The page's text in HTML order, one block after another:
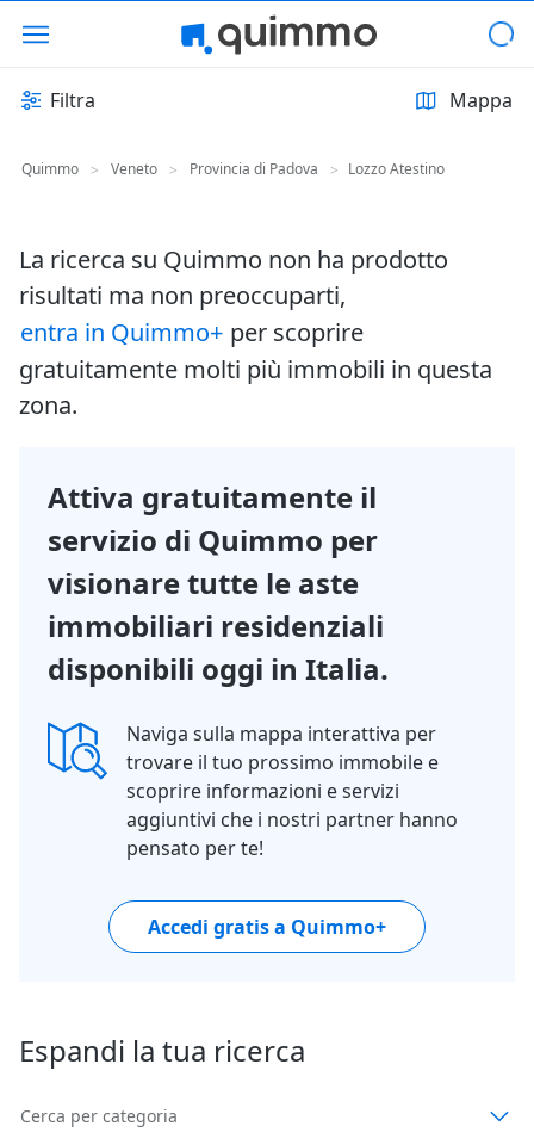
Filtra Mappa
Quimmo > Veneto > Provincia di Padova > Lozzo Atestino
La ricerca su Quimmo non ha prodotto
risultati ma non preoccuparti,
entra in Quimmo+ per scoprire
gratuitamente molti più immobili in questa
zona.
Attiva gratuitamente il
servizio di Quimmo per
visionare tutte le aste
immobiliari residenziali
disponibili oggi in Italia.
Naviga sulla mappa interattiva per
trovare il tuo prossimo immobile e
scoprire informazioni e servizi
aggiuntivi che i nostri partner hanno
pensato per te!
Accedi gratis a Quimmo+
Espandi la tua ricerca
Cerca per categoria